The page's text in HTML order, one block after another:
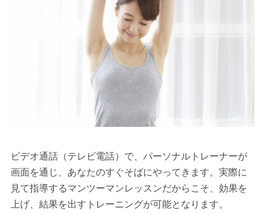
ビデオ通話（テレビ電話）で、パーソナルトレーナーが
画面を通じ、あなたのすぐそばにやってきます。実際に
見て指導するマンツーマンレッスンだからこそ、効果を
上げ、結果を出すトレーニングが可能となります。